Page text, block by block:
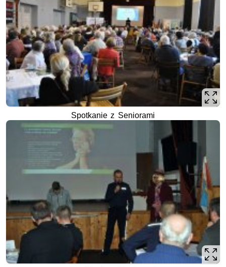
Spotkanie z Seniorami